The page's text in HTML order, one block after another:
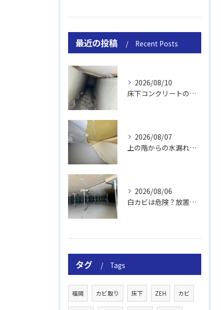
最近の投稿 Recent Posts
2026/08/10
床下コンクリートの除カビ｜施工事例と流れ
2026/08/07
上の階からの水漏れでカビ｜対処法と業者
2026/08/06
白カビは危険？放置のリスクと取り方
タグ Tags
福岡 カビ取り 床下 ZEH カビ